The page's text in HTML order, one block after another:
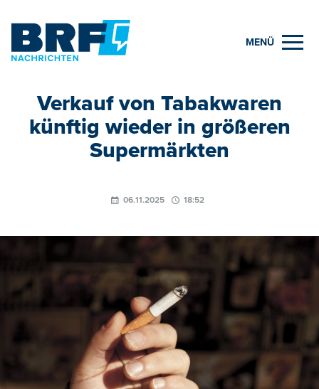
MENÜ
Verkauf von Tabakwaren
künftig wieder in größeren
Supermärkten
06.11.2025 18:52